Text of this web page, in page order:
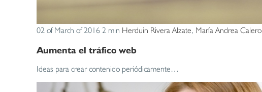
02 of March of 2016 2 min Herduin Rivera Alzate, María Andrea Calero
Aumenta el tráfico web
Ideas para crear contenido periódicamente…